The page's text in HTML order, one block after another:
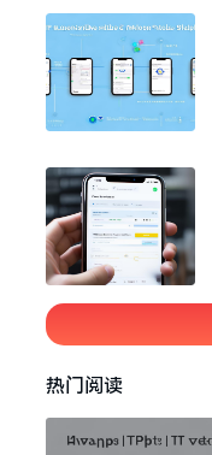
热门阅读